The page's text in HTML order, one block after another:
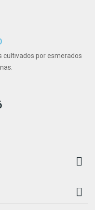
cultivados por esmerados

